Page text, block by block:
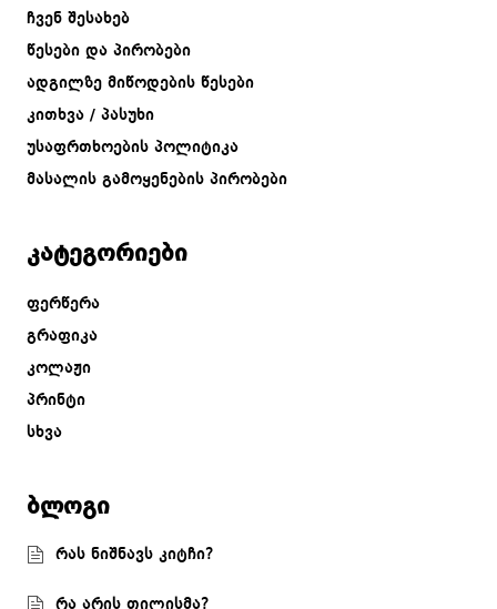
ჩვენ შესახებ
წესები და პირობები
ადგილზე მიწოდების წესები
კითხვა / პასუხი
უსაფრთხოების პოლიტიკა
მასალის გამოყენების პირობები
კატეგორიები
ფერწერა
გრაფიკა
კოლაჟი
პრინტი
სხვა
ბლოგი
რას ნიშნავს კიტჩი?
რა არის თილისმა?